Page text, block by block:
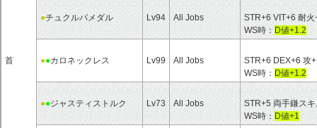
首
●チュクルパメダル Lv94 All Jobs
STR+6 VIT+6 耐
WS時： D値+1.2
●●カロネックレス Lv99 All Jobs
STR+6 DEX+6 攻
WS時： D値+1.2
●●ジャスティストルク Lv73 All Jobs
STR+5 両手鎌ス
WS時： D値+1